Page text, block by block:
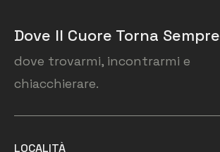
Dove Il Cuore Torna Sempre
dove trovarmi, incontrarmi e
chiacchierare.
LOCALITÀ